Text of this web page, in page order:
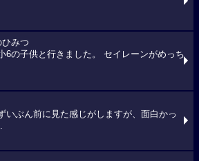
みつ
6の子供と行きました。 セイレーンがめっち
いぶん前に見た感じがしますが、面白かっ